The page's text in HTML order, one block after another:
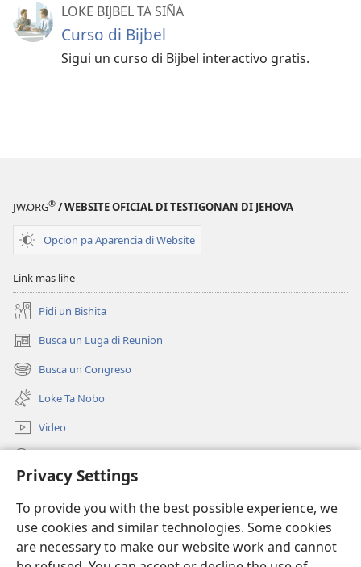
Privacy Settings
To provide you with the best possible experience, we
use cookies and similar technologies. Some cookies
are necessary to make our website work and cannot
LOKE BIJBEL TA SIÑA
Curso di Bijbel
Sigui un curso di Bijbel interactivo gratis.
JW.ORG® / WEBSITE OFICIAL DI TESTIGONAN DI JEHOVA
Opcion pa Aparencia di Website
Link mas lihe
Pidi un Bishita
Busca un Luga di Reunion
(opens
new
window)
Busca un Congreso
(opens
new
window)
Loke Ta Nobo
Video
(opens
window)Watchtower BIBLIOTHEEK ONLINE
(opens